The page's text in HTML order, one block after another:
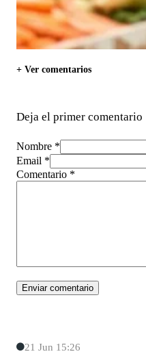
+ Ver comentarios
Deja el primer comentario
Nombre *
Email *
Comentario *
21 Jun 15:26